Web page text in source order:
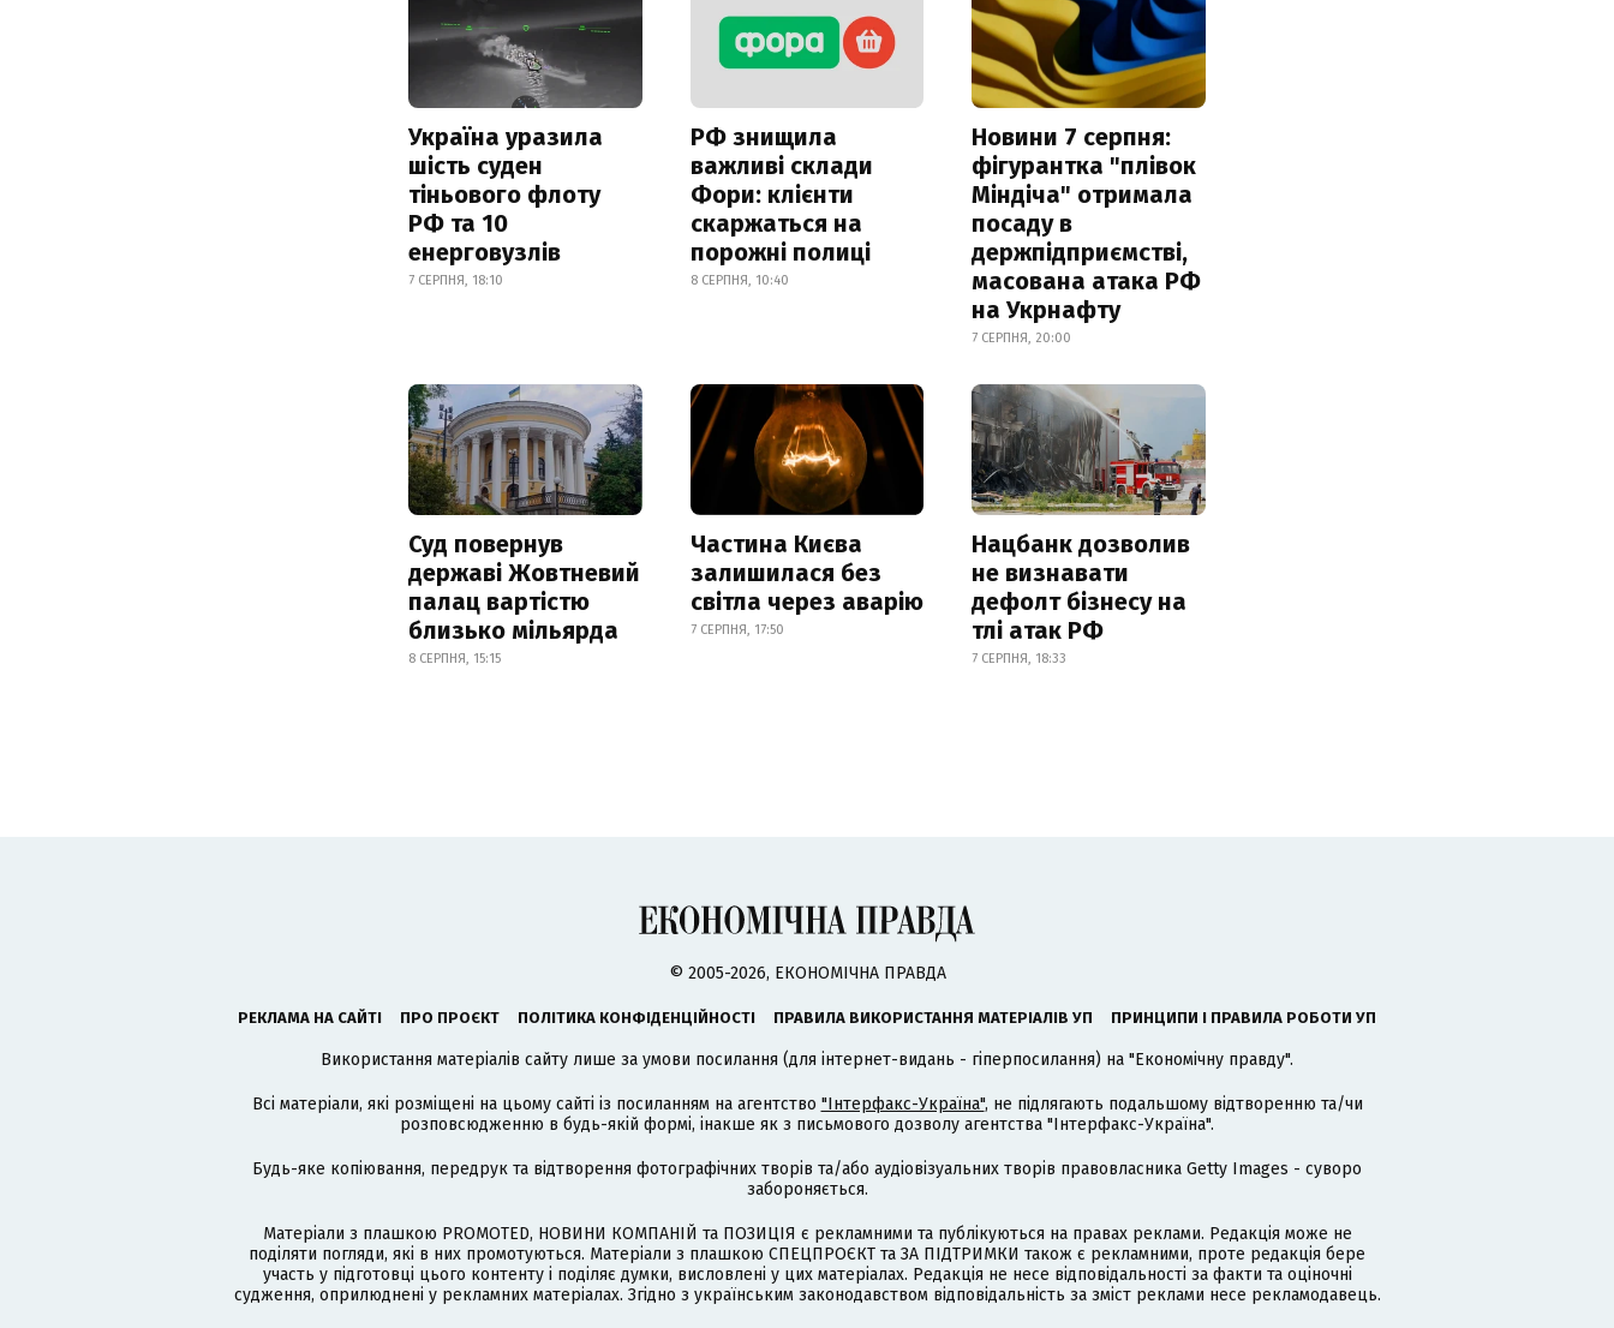
Україна уразила
шість суден
тіньового флоту
РФ та 10
енерговузлів
7 СЕРПНЯ, 18:10
РФ знищила
важливі склади
Фори: клієнти
скаржаться на
порожні полиці
8 СЕРПНЯ, 10:40
Новини 7 серпня:
фігурантка "плівок
Міндіча" отримала
посаду в
держпідприємстві,
масована атака РФ
на Укрнафту
7 СЕРПНЯ, 20:00
Суд повернув
державі Жовтневий
палац вартістю
близько мільярда
8 СЕРПНЯ, 15:15
Частина Києва
залишилася без
світла через аварію
7 СЕРПНЯ, 17:50
Нацбанк дозволив
не визнавати
дефолт бізнесу на
тлі атак РФ
7 СЕРПНЯ, 18:33
© 2005-2026, ЕКОНОМІЧНА ПРАВДА
РЕКЛАМА НА САЙТІ ПРО ПРОЄКТ ПОЛІТИКА КОНФІДЕНЦІЙНОСТІ ПРАВИЛА ВИКОРИСТАННЯ МАТЕРІАЛІВ УП ПРИНЦИПИ І ПРАВИЛА РОБОТИ УП
Використання матеріалів сайту лише за умови посилання (для інтернет-видань - гіперпосилання) на "Економічну правду".
Всі матеріали, які розміщені на цьому сайті із посиланням на агентство "Інтерфакс-Україна", не підлягають подальшому відтворенню та/чи
розповсюдженню в будь-якій формі, інакше як з письмового дозволу агентства "Інтерфакс-Україна".
Будь-яке копіювання, передрук та відтворення фотографічних творів та/або аудіовізуальних творів правовласника Getty Images - суворо
забороняється.
Матеріали з плашкою PROMOTED, НОВИНИ КОМПАНІЙ та ПОЗИЦІЯ є рекламними та публікуються на правах реклами. Редакція може не
поділяти погляди, які в них промотуються. Матеріали з плашкою СПЕЦПРОЄКТ та ЗА ПІДТРИМКИ також є рекламними, проте редакція бере
участь у підготовці цього контенту і поділяє думки, висловлені у цих матеріалах. Редакція не несе відповідальності за факти та оціночні
судження, оприлюднені у рекламних матеріалах. Згідно з українським законодавством відповідальність за зміст реклами несе рекламодавець.